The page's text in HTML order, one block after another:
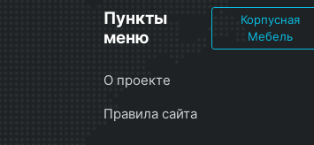
Пункты
меню
Корпусная
Мебель
О проекте
Правила сайта